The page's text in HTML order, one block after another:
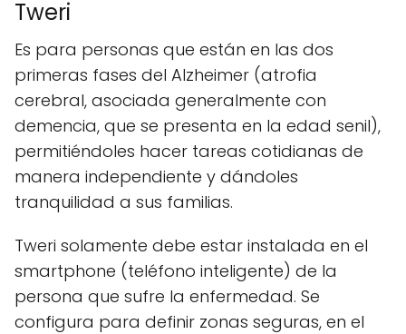
Tweri
Es para personas que están en las dos
primeras fases del Alzheimer (atrofia
cerebral, asociada generalmente con
demencia, que se presenta en la edad senil),
permitiéndoles hacer tareas cotidianas de
manera independiente y dándoles
tranquilidad a sus familias.
Tweri solamente debe estar instalada en el
smartphone (teléfono inteligente) de la
persona que sufre la enfermedad. Se
configura para definir zonas seguras, en el